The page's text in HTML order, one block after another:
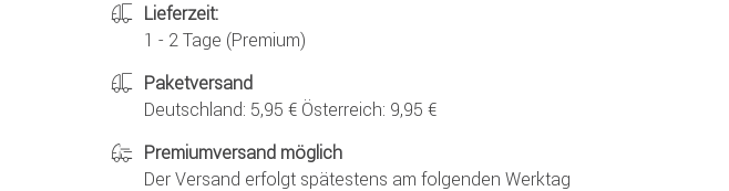
Lieferzeit:
1 - 2 Tage (Premium)
Paketversand
Deutschland: 5,95 € Österreich: 9,95 €
Premiumversand möglich
Der Versand erfolgt spätestens am folgenden Werktag